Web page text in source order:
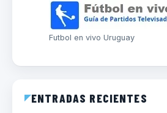
Futbol en vivo Uruguay
ENTRADAS RECIENTES